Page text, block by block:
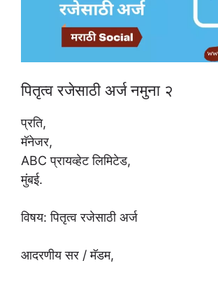
पितृत्व रजेसाठी अर्ज नमुना २
प्रति,
मॅनेजर,
ABC प्रायव्हेट लिमिटेड,
मुंबई.
विषय: पितृत्व रजेसाठी अर्ज
आदरणीय सर / मॅडम,